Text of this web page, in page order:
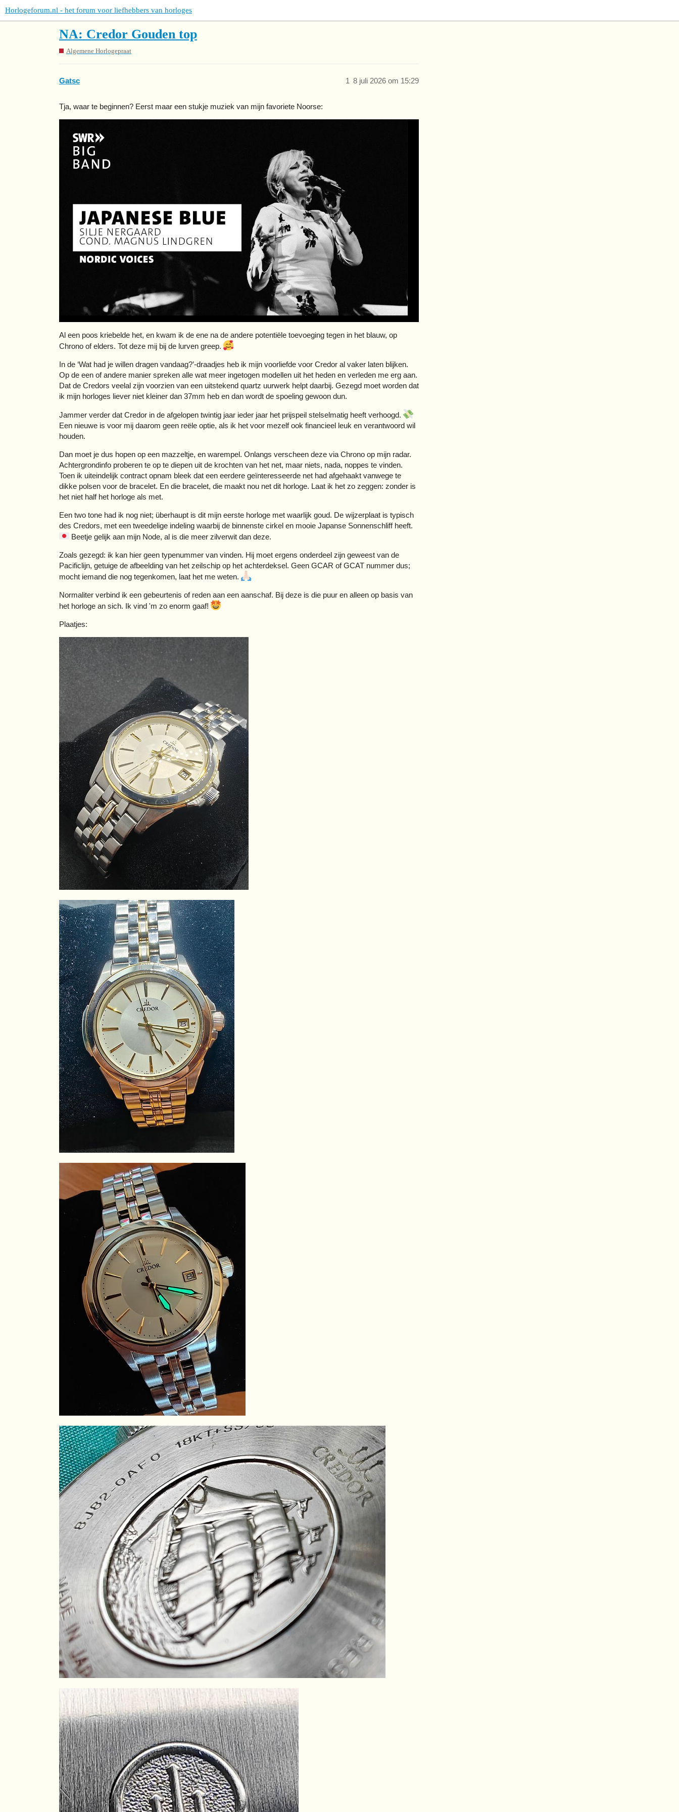
Horlogeforum.nl - het forum voor liefhebbers van horloges
NA: Credor Gouden top
Algemene Horlogepraat
Gatsc 8 juli 2026 om 15:29
1
Tja, waar te beginnen? Eerst maar een stukje muziek van mijn favoriete Noorse:
Al een poos kriebelde het, en kwam ik de ene na de andere potentiële toevoeging tegen in het blauw, op
Chrono of elders. Tot deze mij bij de lurven greep.
In de ‘Wat had je willen dragen vandaag?’-draadjes heb ik mijn voorliefde voor Credor al vaker laten blijken.
Op de een of andere manier spreken alle wat meer ingetogen modellen uit het heden en verleden me erg aan.
Dat de Credors veelal zijn voorzien van een uitstekend quartz uurwerk helpt daarbij. Gezegd moet worden dat
ik mijn horloges liever niet kleiner dan 37mm heb en dan wordt de spoeling gewoon dun.
Jammer verder dat Credor in de afgelopen twintig jaar ieder jaar het prijspeil stelselmatig heeft verhoogd.
Een nieuwe is voor mij daarom geen reële optie, als ik het voor mezelf ook financieel leuk en verantwoord wil
houden.
Dan moet je dus hopen op een mazzeltje, en warempel. Onlangs verscheen deze via Chrono op mijn radar.
Achtergrondinfo proberen te op te diepen uit de krochten van het net, maar niets, nada, noppes te vinden.
Toen ik uiteindelijk contract opnam bleek dat een eerdere geïnteresseerde net had afgehaakt vanwege te
dikke polsen voor de bracelet. En die bracelet, die maakt nou net dit horloge. Laat ik het zo zeggen: zonder is
het niet half het horloge als met.
Een two tone had ik nog niet; überhaupt is dit mijn eerste horloge met waarlijk goud. De wijzerplaat is typisch
des Credors, met een tweedelige indeling waarbij de binnenste cirkel en mooie Japanse Sonnenschliff heeft.
Beetje gelijk aan mijn Node, al is die meer zilverwit dan deze.
Zoals gezegd: ik kan hier geen typenummer van vinden. Hij moet ergens onderdeel zijn geweest van de
Pacificlijn, getuige de afbeelding van het zeilschip op het achterdeksel. Geen GCAR of GCAT nummer dus;
mocht iemand die nog tegenkomen, laat het me weten.
Normaliter verbind ik een gebeurtenis of reden aan een aanschaf. Bij deze is die puur en alleen op basis van
het horloge an sich. Ik vind 'm zo enorm gaaf!
Plaatjes: